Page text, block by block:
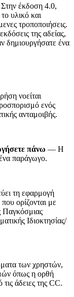
έκδοση 4.0,
υλικό και
τροποποιήσεις.
της αδείας,
δημιουργήσατε ένα
νοείται
ενός
ανταμοιβής.
πάνω — Η
παράγωγο.
τη εφαρμογή
ορίζονται με
Παγκόσμιας
Ιδιοκτησίας/
των χρηστών,
όπως η ορθή
άδειες της CC.